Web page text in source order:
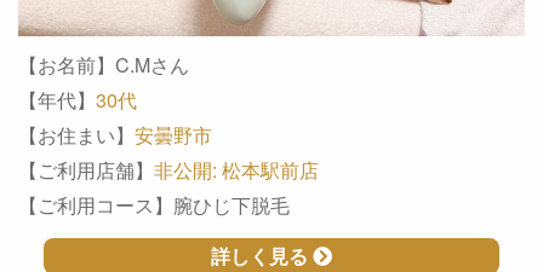
【お名前】C.Mさん
【年代】 30代
【お住まい】 安曇野市
【ご利用店舗】 非公開: 松本駅前店
【ご利用コース】腕ひじ下脱毛
詳しく見る